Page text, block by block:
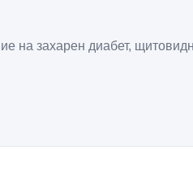
на захарен диабет,